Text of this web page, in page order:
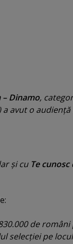
– Dinamo,
avut o audienţă
şi cu Te
de
selecţiei pe